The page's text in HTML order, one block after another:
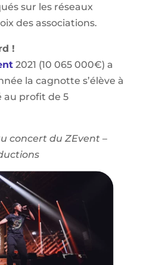
sur les réseaux
des associations.
!
2021 (10 065 000€) a
la cagnotte s’élève à
au profit de 5
concert du ZEvent –